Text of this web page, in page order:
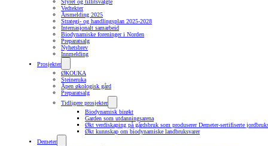
Styret og tillitsvalgte
Vedtekter
Årsmelding 2025
Strategi- og handlingsplan 2025-2028
Internasjonalt samarbeid
Biodynamiske foreninger i Norden
Preparatsalg
Nyhetsbrev
Innmelding
Prosjekter
ØKOUKA
Steineruka
Åpen økologisk gård
Preparatsalg
Tidligere prosjekter
Biodynamisk birøkt
Garden som utdanningsarena
Økt verdiskaping på gårdsbruk som produserer Demeter-sertifiserte
Økt kunnskap om biodynamiske landbruksvarer
Demeter